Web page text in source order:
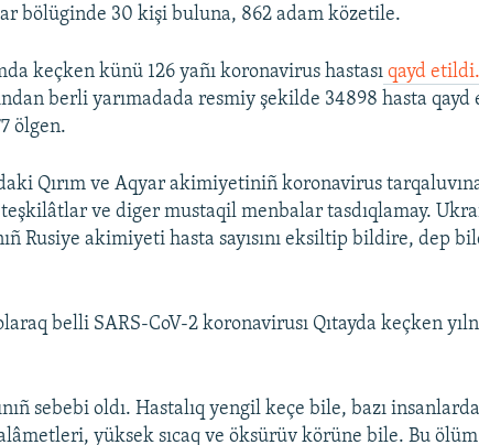
bölüginde 30 kişi buluna, 862 adam közetile.
keçken künü 126 yañı koronavirus hastası qayd etildi.
berli yarımadada resmiy şekilde 34898 hasta qayd
ölgen.
Qırım ve Aqyar akimiyetiniñ koronavirus
teşkilâtlar ve diger mustaqil menbalar tasdıqlamay.
Rusiye akimiyeti hasta sayısını eksiltip bildire, dep
belli SARS-CoV-2 koronavirusı Qıtayda keçken
sebebi oldı. Hastalıq yengil keçe bile, bazı insanlarda
yüksek sıcaq ve öksürüv körüne bile. Bu